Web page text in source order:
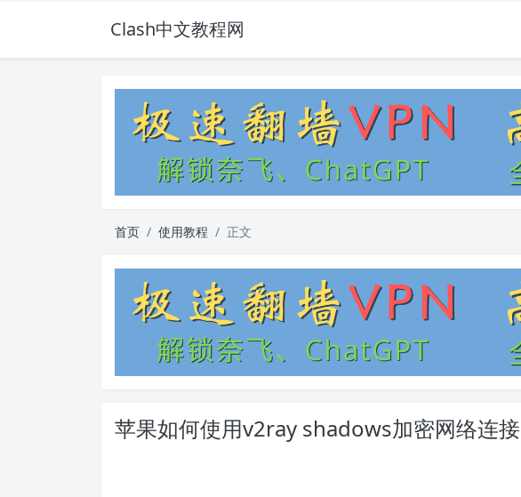
Clash中文教程网
首页 使用教程 正文
苹果如何使用v2ray shadows加密网络连接